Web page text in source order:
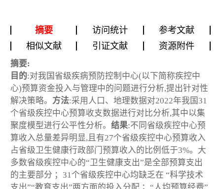
摘要 访问统计
参考文献
相似文献
引证文献 资源附件
摘要:
目的:对我国省级疾病预防控制中心(以下简称疾控中
心)预算资金投入与管理中的问题进行分析,提出针对性
解决策略。 方法:采用人口、地理数据对2022年我国31
个省级疾控中心预算收支数据进行对比分析,其中以集
聚度模型进行公平性分析。 结果:不同省级疾控中心预
算收入总量差异明显,且有27个省级疾控中心预算收入
占省级卫生健康行政部门预算收入的比例低于3%。大
多数省级疾控中心的“卫生健康支出”是全部预算支出
的主要部分 ；31个省级疾控中心均缺乏在 “科学技术